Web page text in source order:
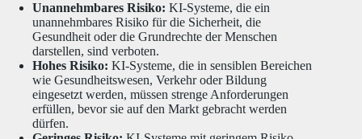
Unannehmbares Risiko: KI-Systeme, die ein
unannehmbares Risiko für die Sicherheit, die
Gesundheit oder die Grundrechte der Menschen
darstellen, sind verboten.
Hohes Risiko: KI-Systeme, die in sensiblen Bereichen
wie Gesundheitswesen, Verkehr oder Bildung
eingesetzt werden, müssen strenge Anforderungen
erfüllen, bevor sie auf den Markt gebracht werden
dürfen.